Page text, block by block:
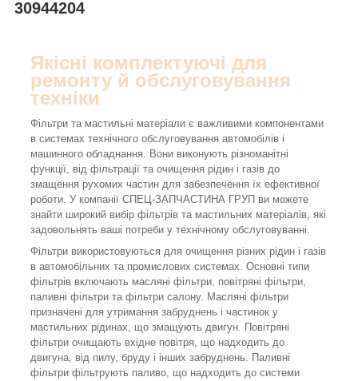
30944204
Якісні комплектуючі для
ремонту й обслуговування
техніки
Фільтри та мастильні матеріали є важливими компонентами
в системах технічного обслуговування автомобілів і
машинного обладнання. Вони виконують різноманітні
функції, від фільтрації та очищення рідин і газів до
змащення рухомих частин для забезпечення їх ефективної
роботи. У компанії СПЕЦ-ЗАПЧАСТИНА ГРУП ви можете
знайти широкий вибір фільтрів та мастильних матеріалів, які
задовольнять ваші потреби у технічному обслуговуванні.
Фільтри використовуються для очищення різних рідин і газів
в автомобільних та промислових системах. Основні типи
фільтрів включають масляні фільтри, повітряні фільтри,
паливні фільтри та фільтри салону. Масляні фільтри
призначені для утримання забруднень і частинок у
мастильних рідинах, що змащують двигун. Повітряні
фільтри очищають вхідне повітря, що надходить до
двигуна, від пилу, бруду і інших забруднень. Паливні
фільтри фільтрують паливо, що надходить до системи